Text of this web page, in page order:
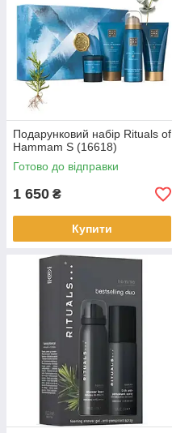
Подарунковий набір Rituals of
Hammam S (16618)
Готово до відправки
1 650 ₴
Купити